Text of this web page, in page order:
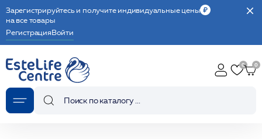
Зарегистрируйтесь и получите индивидуальные цены
на все товары
РегистрацияВойти